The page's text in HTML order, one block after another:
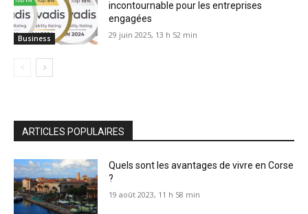
Business
incontournable pour les entreprises
engagées
29 juin 2025, 13 h 52 min
ARTICLES POPULAIRES
Quels sont les avantages de vivre en Corse
?
19 août 2023, 11 h 58 min